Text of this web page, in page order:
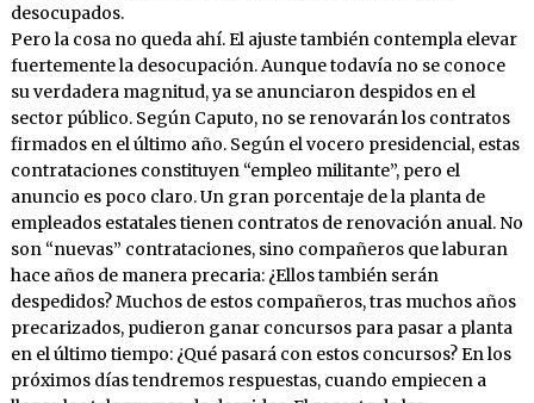
desocupados.
Pero la cosa no queda ahí. El ajuste también contempla elevar
fuertemente la desocupación. Aunque todavía no se conoce
su verdadera magnitud, ya se anunciaron despidos en el
sector público. Según Caputo, no se renovarán los contratos
firmados en el último año. Según el vocero presidencial, estas
contrataciones constituyen “empleo militante”, pero el
anuncio es poco claro. Un gran porcentaje de la planta de
empleados estatales tienen contratos de renovación anual. No
son “nuevas” contrataciones, sino compañeros que laburan
hace años de manera precaria: ¿Ellos también serán
despedidos? Muchos de estos compañeros, tras muchos años
precarizados, pudieron ganar concursos para pasar a planta
en el último tiempo: ¿Qué pasará con estos concursos? En los
próximos días tendremos respuestas, cuando empiecen a